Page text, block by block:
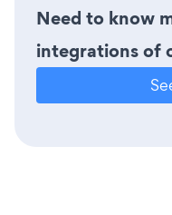
Need to know
integrations of